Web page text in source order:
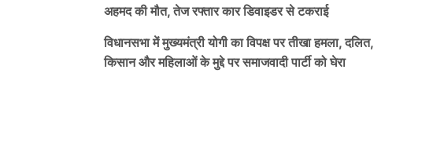
अहमद की मौत, तेज रफ्तार कार डिवाइडर से टकराई
विधानसभा में मुख्यमंत्री योगी का विपक्ष पर तीखा हमला, दलित,
किसान और महिलाओं के मुद्दे पर समाजवादी पार्टी को घेरा